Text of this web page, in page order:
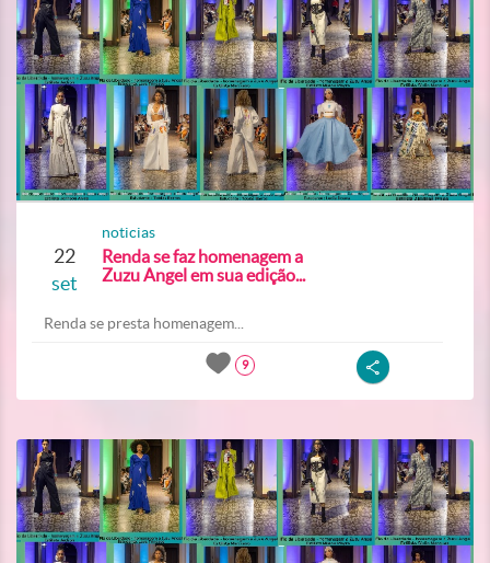
22
set
noticias
Renda se faz homenagem a
Zuzu Angel em sua edição...
Renda se presta homenagem...
9